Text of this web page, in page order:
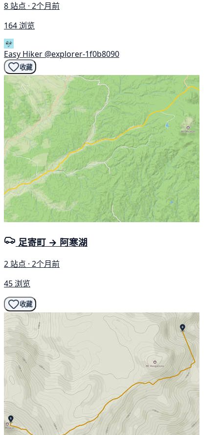
8 站点 · 2个月前
164 浏览
Easy Hiker @explorer-1f0b8090
收藏
足寄町 → 阿寒湖
2 站点 · 2个月前
45 浏览
收藏